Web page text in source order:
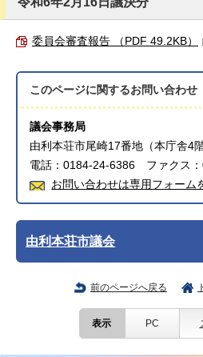
委員会審査報告 （PDF 49.2KB）
このページに関するお問い合わせ
議会事務局
由利本荘市尾崎17番地（本庁舎4階
電話：0184-24-6386 ファクス
お問い合わせは専用フォーム
由利本荘市議会
前のページへ戻る
表示 PC